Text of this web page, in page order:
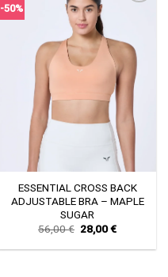
-50%
Πρόσθήκη
στην λίστα
επιθυμιών
ESSENTIAL CROSS BACK
ADJUSTABLE BRA – MAPLE
SUGAR
56,00€ Original
price
was:
28,00€Current
is: